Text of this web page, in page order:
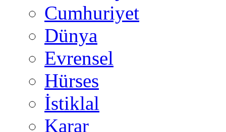
Cumhuriyet
Dünya
Evrensel
Hürses
İstiklal
Karar